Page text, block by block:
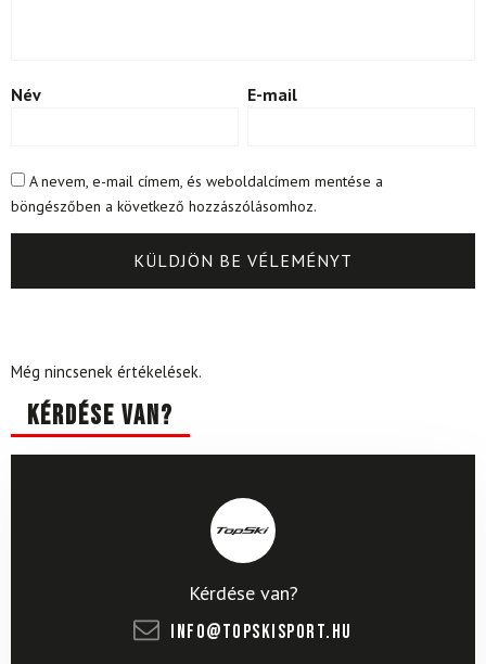
Név E-mail
A nevem, e-mail címem, és weboldalcímem mentése a
böngészőben a következő hozzászólásomhoz.
Még nincsenek értékelések.
Kérdése van?
Kérdése van?
info@topskisport.hu